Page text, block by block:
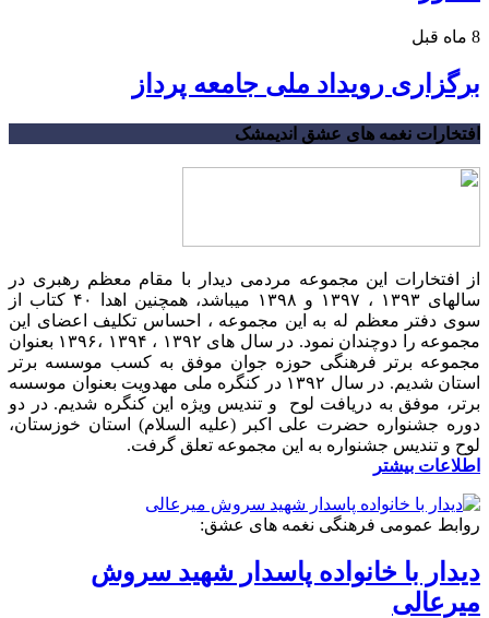
8 ماه قبل
برگزاری رویداد ملی جامعه پرداز
افتخارات نغمه های عشق اندیمشک
از افتخارات این مجموعه مردمی دیدار با مقام معظم رهبری در
سالهای ۱۳۹۳ ، ۱۳۹۷ و ۱۳۹۸ میباشد، همچنین اهدا ۴۰ کتاب از
سوی دفتر معظم له به این مجموعه ، احساس تکلیف اعضای این
مجموعه را دوچندان نمود. در سال های ۱۳۹۲ ، ۱۳۹۴ ،۱۳۹۶ بعنوان
مجموعه برتر فرهنگی حوزه جوان موفق به کسب موسسه برتر
استان شدیم. در سال ۱۳۹۲ در کنگره ملی مهدویت بعنوان موسسه
برتر، موفق به دریافت لوح و تندیس ویژه این کنگره شدیم. در دو
دوره جشنواره حضرت علی اکبر (علیه السلام) استان خوزستان،
لوح و تندیس جشنواره به این مجموعه تعلق گرفت.
اطلاعات بیشتر
روابط عمومی فرهنگی نغمه های عشق:
دیدار با خانواده پاسدار شهید سروش
میرعالی